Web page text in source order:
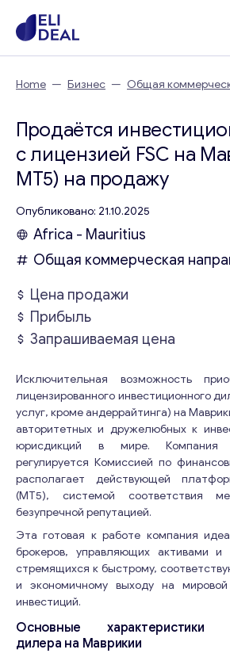
Home — Бизнес — Общая
Продаётся
с лицензией FSC на
MT5) на продажу
Опубликовано: 21.10.2025
Africa - Mauritius
Общая коммерческая
Цена продажи
Прибыль
Запрашиваемая цена
Исключительная возможность
лицензированного инвестиционного
услуг, кроме андеррайтинга) на
авторитетных и дружелюбных к
юрисдикций в мире. Компания
регулируется Комиссией по
располагает действующей
(MT5), системой соответствия
безупречной репутацией.
Эта готовая к работе компания
брокеров, управляющих активами и
стремящихся к быстрому,
и экономичному выходу на
инвестиций.
Основные характеристики
дилера на Маврикии